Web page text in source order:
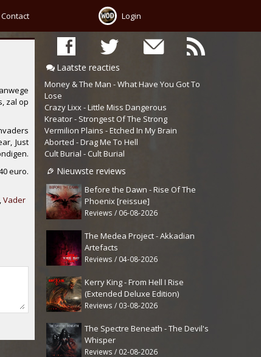
Contact Login
Laatste reacties
Money & The Man - What Have You Got To
Lose
Crazy Lixx - Little Miss Dangerous
Kreator - Strongest Of The Strong
Vermilion Plains - Etched In My Brain
Aborted - Drag Me To Hell
Cult Burial - Cult Burial
Nieuwste reviews
Before the Dawn - Rise Of The
Phoenix [reissue]
Reviews / 06-08-2026
The Medea Project - Akkadian
Artefacts
Reviews / 04-08-2026
Kerry King - From Hell I Rise
(Extended Deluxe Edition)
Reviews / 03-08-2026
The Spectre Beneath - The Devil's
Whisper
Reviews / 02-08-2026
zal op
,Just
euro.
Vader